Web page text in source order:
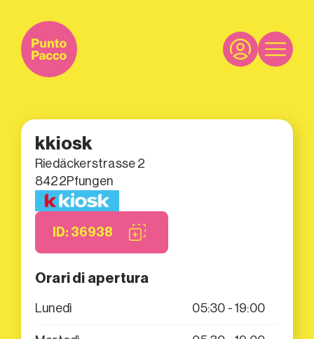
kkiosk
Riedäckerstrasse 2
8422Pfungen
ID: 36938
Orari di apertura
Lunedì 05:30 - 19:00